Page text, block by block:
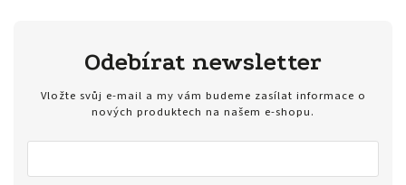
Odebírat newsletter
Vložte svůj e-mail a my vám budeme zasílat informace o
nových produktech na našem e-shopu.